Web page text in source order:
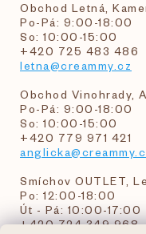
Obchod Letná,
Po-Pá: 9:00-18:00
So: 10:00-15:00
+420 725 483 486
letna@creammy.cz
Obchod Vinohrady,
Po-Pá: 9:00-18:00
So: 10:00-15:00
+420 779 971 421
Smíchov OUTLET,
Po: 12:00-18:00
Út - Pá: 10:00-17:00
+420 724 349 968